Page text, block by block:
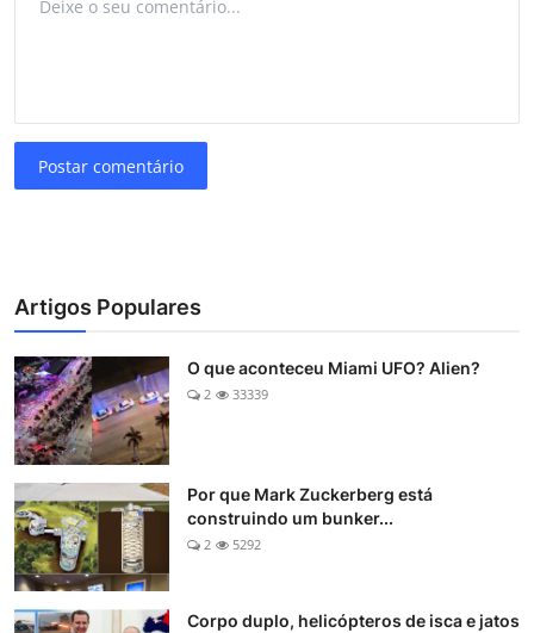
Postar comentário
Artigos Populares
O que aconteceu Miami UFO? Alien?
2 33339
Por que Mark Zuckerberg está
construindo um bunker...
2 5292
Corpo duplo, helicópteros de isca e jatos